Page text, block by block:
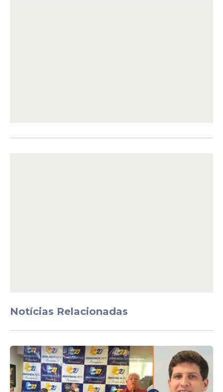
parlamentar, Jair Bolsonaro representa
um marco na política brasileira
a produção de uma cinebiografia de
grande porte.
A publicação dotrailerprovocou reações
Notícias Relacionadas